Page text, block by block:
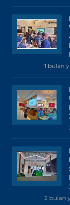
1 bulan
2 bulan